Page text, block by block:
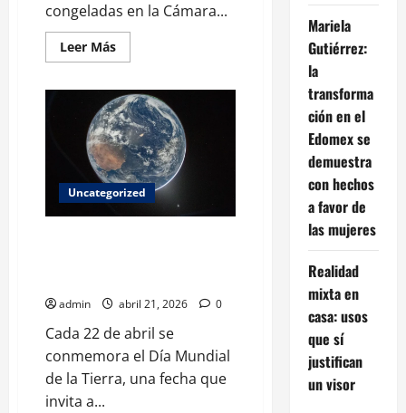
congeladas en la Cámara...
Leer MásLeer
más
CRISIS
INSTITUCIONAL:
LA
PARÁLISIS
DEL
JUICIO
POLÍTICO
EN
EL
CONGRESO
Uncategorized
admin abril 21, 2026 0
Cada 22 de abril se
conmemora el Día Mundial
de la Tierra, una fecha que
invita a...
Mariela
Gutiérrez:
la
transforma
ción en el
Edomex se
demuestra
con hechos
a favor de
las mujeres
Realidad
mixta en
casa: usos
que sí
justifican
un visor